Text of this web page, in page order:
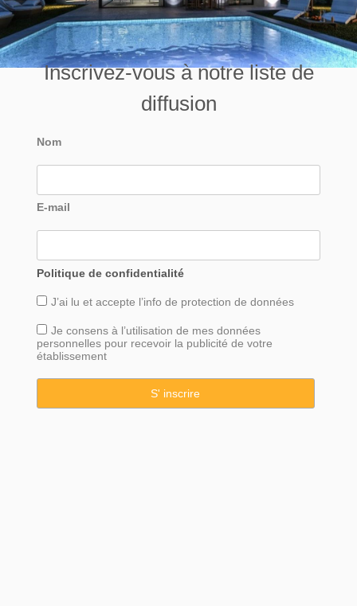
Inscrivez-vous à notre liste de
diffusion
Nom
E-mail
Politique de confidentialité
J’ai lu et accepte l’info de protection de données
Je consens à l’utilisation de mes données
personnelles pour recevoir la publicité de votre
établissement